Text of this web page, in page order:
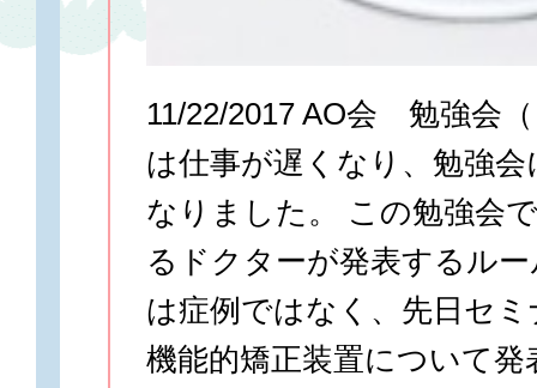
11/22/2017 AO会 勉強会
は仕事が遅くなり、勉強
なりました。 この勉強会
るドクターが発表するル
は症例ではなく、先日セ
機能的矯正装置について